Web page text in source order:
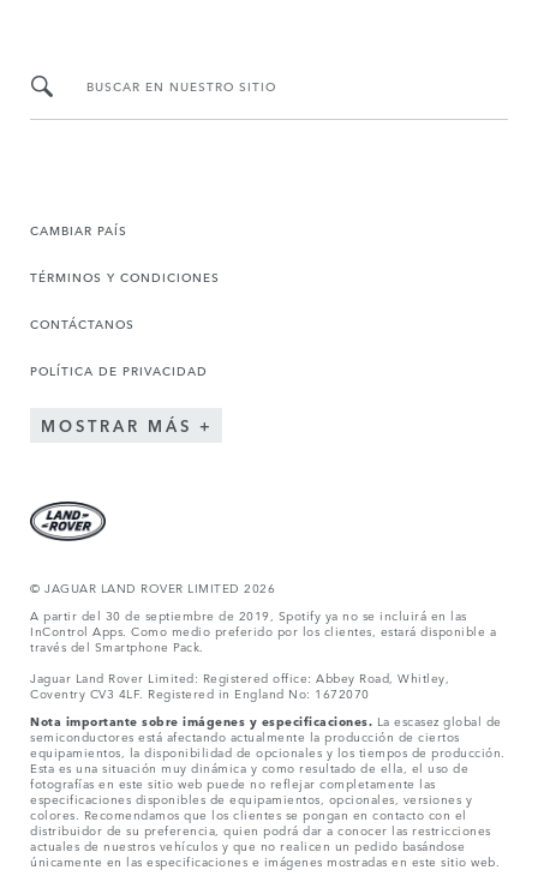
BUSCAR EN NUESTRO SITIO
CAMBIAR PAÍS
TÉRMINOS Y CONDICIONES
CONTÁCTANOS
POLÍTICA DE PRIVACIDAD
MOSTRAR MÁS
© JAGUAR LAND ROVER LIMITED 2026
A partir del 30 de septiembre de 2019, Spotify ya no se incluirá en las
InControl Apps. Como medio preferido por los clientes, estará disponible a
través del Smartphone Pack.
Jaguar Land Rover Limited: Registered office: Abbey Road, Whitley,
Coventry CV3 4LF. Registered in England No: 1672070
Nota importante sobre imágenes y especificaciones. La escasez global de
semiconductores está afectando actualmente la producción de ciertos
equipamientos, la disponibilidad de opcionales y los tiempos de producción.
Esta es una situación muy dinámica y como resultado de ella, el uso de
fotografías en este sitio web puede no reflejar completamente las
especificaciones disponibles de equipamientos, opcionales, versiones y
colores. Recomendamos que los clientes se pongan en contacto con el
distribuidor de su preferencia, quien podrá dar a conocer las restricciones
actuales de nuestros vehículos y que no realicen un pedido basándose
únicamente en las especificaciones e imágenes mostradas en este sitio web.